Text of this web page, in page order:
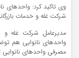
وی تاکید کرد:
شرکت غله و خدمات
مدیرعامل شرکت غله و
واحدهای نانوایی هم
مصرفی واحدهای